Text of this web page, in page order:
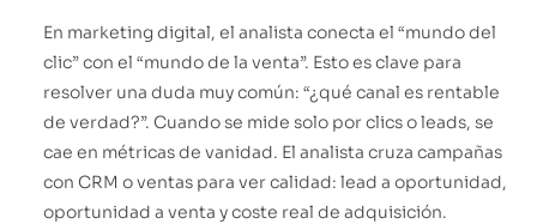
En marketing digital, el analista conecta el “mundo del
clic” con el “mundo de la venta”. Esto es clave para
resolver una duda muy común: “¿qué canal es rentable
de verdad?”. Cuando se mide solo por clics o leads, se
cae en métricas de vanidad. El analista cruza campañas
con CRM o ventas para ver calidad: lead a oportunidad,
oportunidad a venta y coste real de adquisición.